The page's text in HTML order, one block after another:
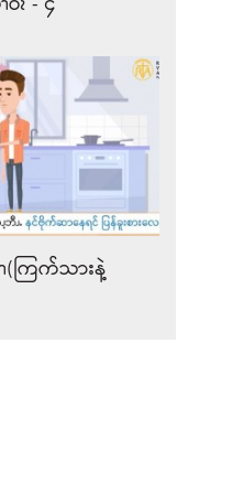
(ကြက်သားနဲ့